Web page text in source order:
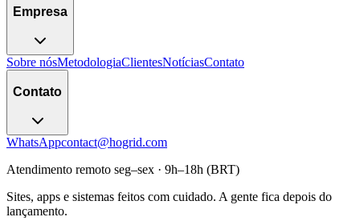
Empresa
Sobre nósMetodologiaClientesNotíciasContato
Contato
WhatsAppcontact@hogrid.com
Atendimento remoto seg–sex · 9h–18h (BRT)
Sites, apps e sistemas feitos com cuidado. A gente fica depois do
lançamento.